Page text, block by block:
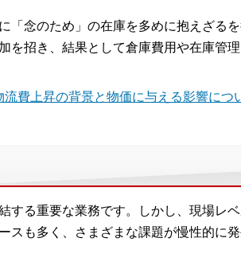
「念のため」の在庫を多めに抱えざる
を招き、結果として倉庫費用や在庫管
費上昇の背景と物価に与える影響につ
る重要な業務です。しかし、現場レ
も多く、さまざまな課題が慢性的に発